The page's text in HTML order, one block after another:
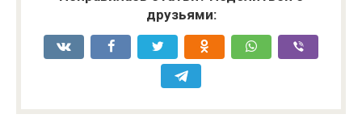
друзьями: